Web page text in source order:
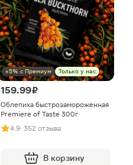
+5% с Премиум Только у нас
159.99 ₽
Облепиха быстрозамороженная
Premiere of Taste 300г
4.9· 352 отзыва
В корзину